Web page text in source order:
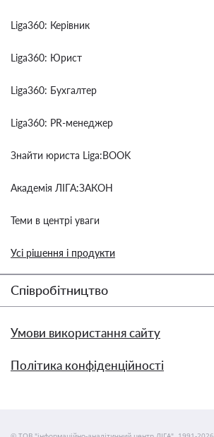
Liga360: Керівник
Liga360: Юрист
Liga360: Бухгалтер
Liga360: PR-менеджер
Знайти юриста Liga:BOOK
Академія ЛІГА:ЗАКОН
Теми в центрі уваги
Усі рішення і продукти
Співробітництво
Умови використання сайту
Політика конфіденційності